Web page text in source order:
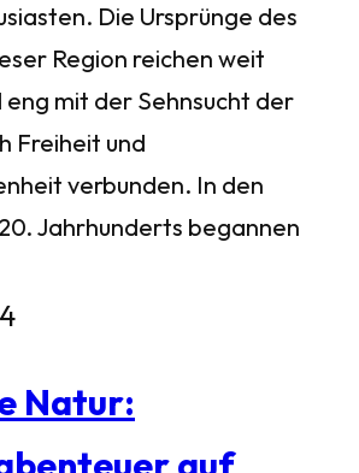
Die Ursprünge des
Region reichen weit
eng mit der Sehnsucht der
Freiheit und
verbunden. In den
Jahrhunderts begannen
Natur: